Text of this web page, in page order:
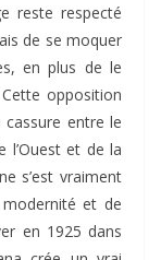
reste respecté
de se moquer
en plus de le
opposition
entre le
l’Ouest et de la
s’est vraiment
et de
en 1925 dans